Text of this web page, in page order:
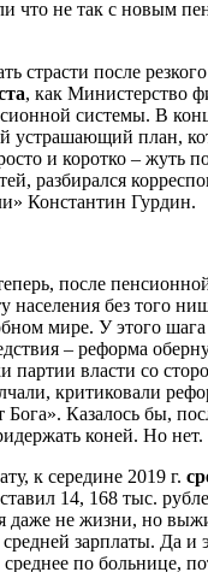
страсти после резкого
, как Министерство
системы. В
устрашающий план,
и коротко – жуть
разбирался
Константин Гурдин.
после
населения без того
мире. У этого
– реформа
партии власти со
критиковали
Бога». Казалось бы,
коней. Но нет.
к середине 2019 г.
14, 168 тыс.
даже не жизни, но
зарплаты. Да и
по больнице,